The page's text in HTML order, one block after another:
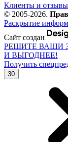
Клиенты и отзывы
© 2005-2026.
Раскрытие
Сайт создан
РЕШИТЕ ВАШИ
И ВЫГОДНЕЕ!
Получить
30